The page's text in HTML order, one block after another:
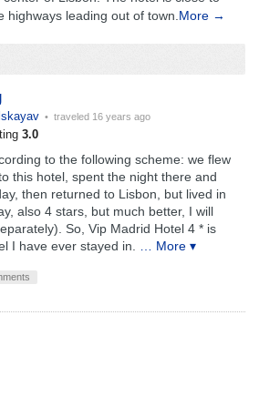
highways leading out of town. More →
• traveled 16 years ago
3.0
to the following scheme: we flew
this hotel, spent the night there and
then returned to Lisbon, but lived in
also 4 stars, but much better, I will
So, Vip Madrid Hotel 4 * is
I have ever stayed in.
… More ▾